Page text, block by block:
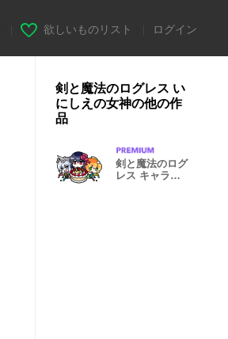
欲しいものリスト ログイン
剣と魔法のログレス い
にしえの女神の他の作
品
剣と魔法のログ
レス キャラク